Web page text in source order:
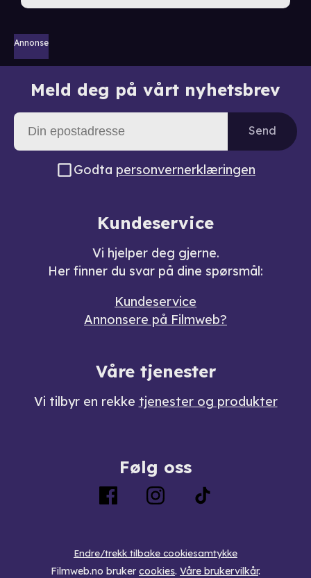
Annonse
Meld deg på vårt nyhetsbrev
Send
Godta personvernerklæringen
Kundeservice
Vi hjelper deg gjerne.
Her finner du svar på dine spørsmål:
Kundeservice
Annonsere på Filmweb?
Våre tjenester
Vi tilbyr en rekke tjenester og produkter
Følg oss
Endre/trekk tilbake cookiesamtykke
Filmweb.no bruker cookies. Våre brukervilkår.